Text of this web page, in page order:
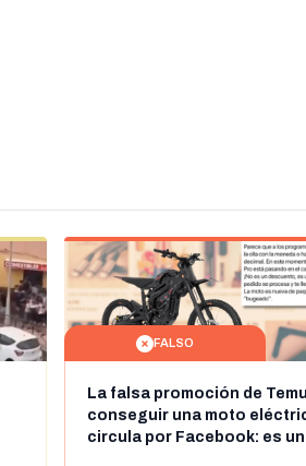
FALSO
La falsa promoción de
conseguir una moto
circula por Facebook: es